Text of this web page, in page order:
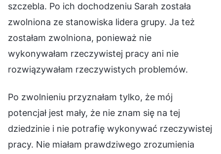
szczebla. Po ich dochodzeniu Sarah została
zwolniona ze stanowiska lidera grupy. Ja też
zostałam zwolniona, ponieważ nie
wykonywałam rzeczywistej pracy ani nie
rozwiązywałam rzeczywistych problemów.
Po zwolnieniu przyznałam tylko, że mój
potencjał jest mały, że nie znam się na tej
dziedzinie i nie potrafię wykonywać rzeczywistej
pracy. Nie miałam prawdziwego zrozumienia